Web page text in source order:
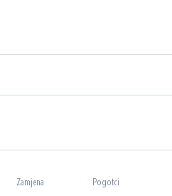
Zamjena Pogotci